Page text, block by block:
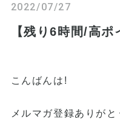
2022/07/27
【残り6時間/高ポ
こんばんは!
メルマガ登録ありが